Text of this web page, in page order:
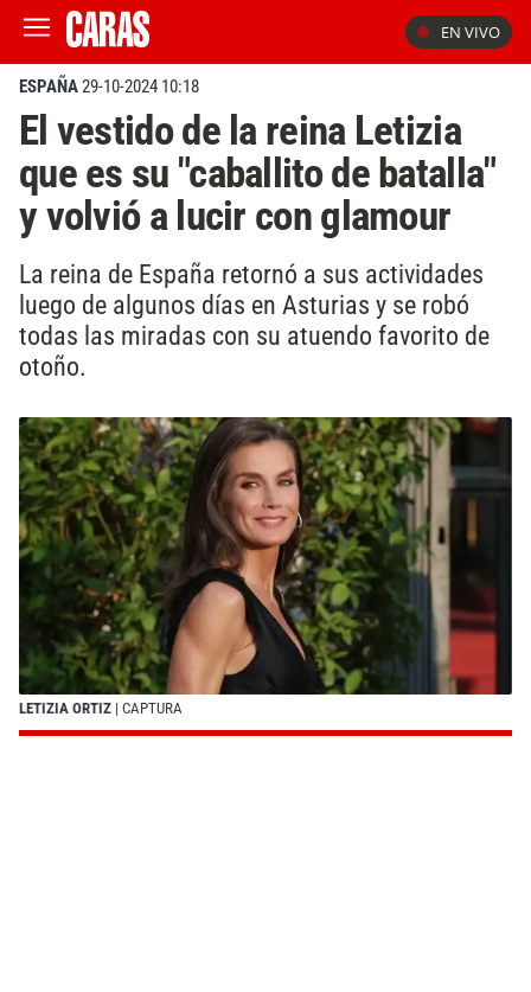
EN VIVO
ESPAÑA29-10-2024 10:18
El vestido de la reina Letizia
que es su "caballito de batalla"
y volvió a lucir con glamour
La reina de España retornó a sus actividades
luego de algunos días en Asturias y se robó
todas las miradas con su atuendo favorito de
otoño.
LETIZIA ORTIZ | CAPTURA